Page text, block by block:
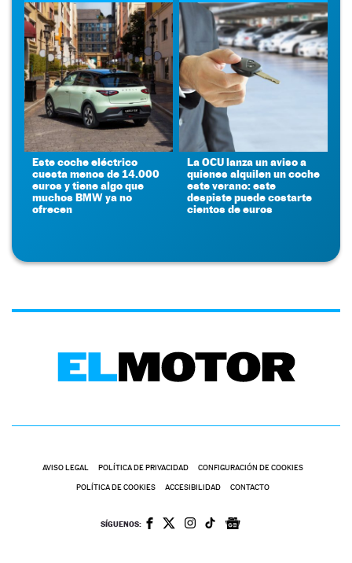
Este coche eléctrico
cuesta menos de 14.000
euros y tiene algo que
muchos BMW ya no
ofrecen
La OCU lanza un aviso a
quienes alquilen un coche
este verano: este
despiste puede costarte
cientos de euros
AVISO LEGAL POLÍTICA DE PRIVACIDAD CONFIGURACIÓN DE COOKIES
POLÍTICA DE COOKIES ACCESIBILIDAD CONTACTO
SÍGUENOS: